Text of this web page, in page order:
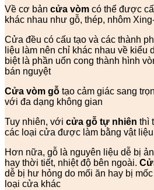
Về cơ bản cửa vòm có thể được
khác nhau như gỗ, thép, nhôm
Cửa đều có cấu tạo và các thành
liệu làm nên chỉ khác nhau về kiểu
biệt là phần uốn cong thành hình
bán nguyệt
Cửa vòm gỗ tạo cảm giác sang
với đa dạng không gian
Tuy nhiên, với cửa gỗ tự nhiên thì
các loại cửa được làm bằng vật
Hơn nữa, gỗ là nguyên liệu dễ bị
hay thời tiết, nhiệt độ bên ngoài.
dễ bị hư hỏng do mối ăn hay bị
loại cửa khác